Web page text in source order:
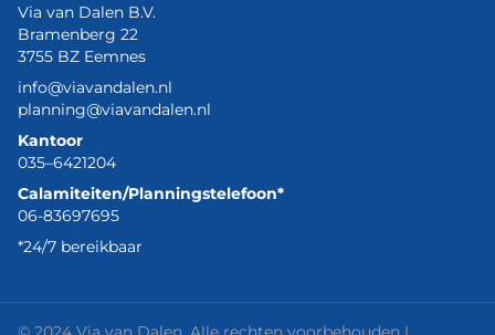
Via van Dalen B.V.
Bramenberg 22
3755 BZ Eemnes
info@viavandalen.nl
planning@viavandalen.nl
Kantoor
035–6421204
Calamiteiten/Planningstelefoon*
06-83697695
*24/7 bereikbaar